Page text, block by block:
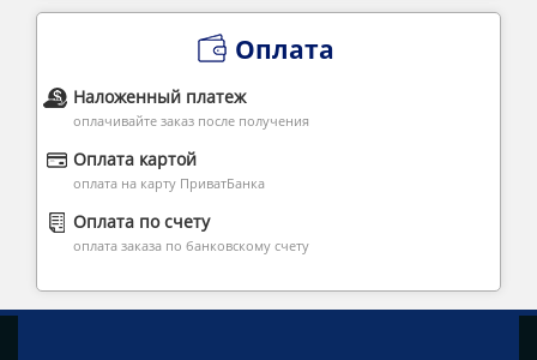
Оплата
Наложенный платеж
оплачивайте заказ после получения
Оплата картой
оплата на карту ПриватБанка
Оплата по счету
оплата заказа по банковскому счету